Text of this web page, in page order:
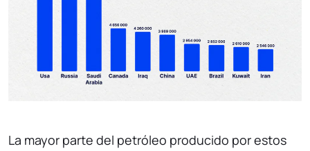
La mayor parte del petróleo producido por estos